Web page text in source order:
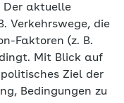
Der aktuelle
Verkehrswege, die
Faktoren (z. B.
Mit Blick auf
Ziel der
Bedingungen zu